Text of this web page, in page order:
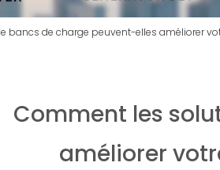
bancs de charge peuvent-elles améliorer
Comment les
améliorer